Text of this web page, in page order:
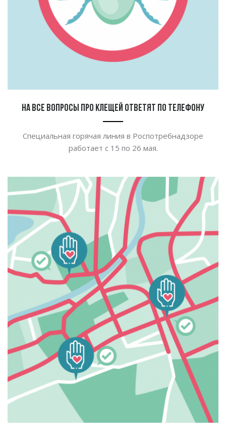
На все вопросы про клещей ответят по телефону
Специальная горячая линия в Роспотребнадзоре
работает с 15 по 26 мая.